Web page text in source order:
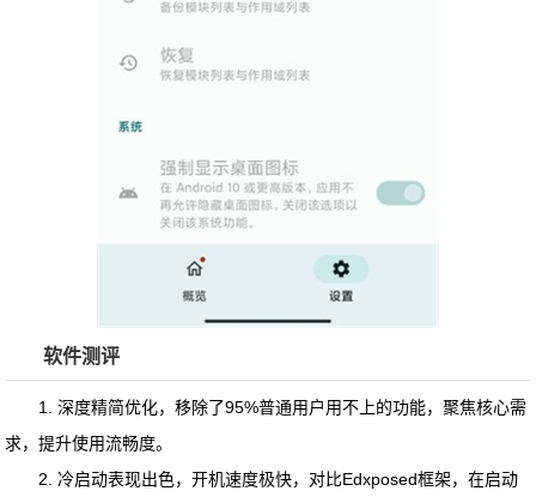
软件测评
1. 深度精简优化，移除了95%普通用户用不上的功能，聚焦核心需
求，提升使用流畅度。
2. 冷启动表现出色，开机速度极快，对比Edxposed框架，在启动